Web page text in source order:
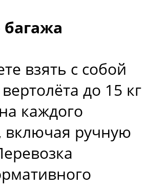
взять с собой
до 15 кг
каждого
включая ручную